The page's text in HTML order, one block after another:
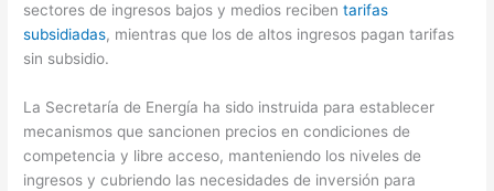
sectores de ingresos bajos y medios recibentarifas
subsidiadas, mientras que los de altos ingresos pagan tarifas
sin subsidio.
La Secretaría de Energía ha sido instruida para establecer
mecanismos que sancionen precios en condiciones de
competencia y libre acceso, manteniendo los niveles de
ingresos y cubriendo las necesidades de inversión para